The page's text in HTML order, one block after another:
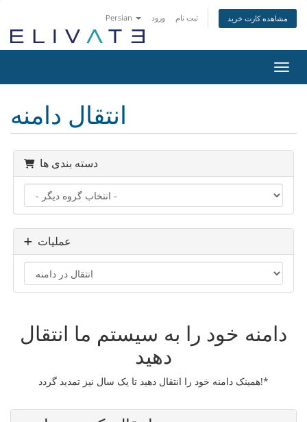
Persian ورود ثبت نام مشاهده کارت خرید
انتقال دامنه
دسته بندی ها
عملیات
دامنه خود را به سیستم ما انتقال
دهید
همینک دامنه خود را انتقال دهید تا یک سال نیز تمدید گردد!*